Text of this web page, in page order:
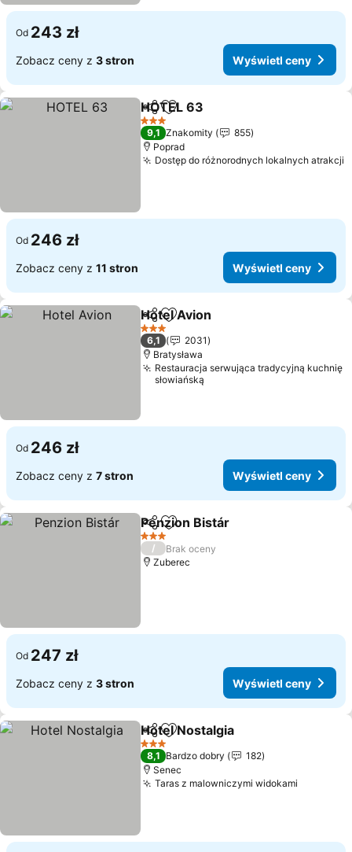
Od 243 zł
Zobacz ceny z 3 stron Wyświetl ceny
Udostępnij
Dodaj do ulubionych
HOTEL 63
3 Kategoria
9,1 Znakomity
855
Poprad
Dostęp do różnorodnych lokalnych atrakcji
Od 246 zł
Zobacz ceny z 11 stron Wyświetl ceny
Udostępnij
Dodaj do ulubionych
Hotel Avion
3 Kategoria
6,1
2031
Bratysława
Restauracja serwująca tradycyjną kuchnię
słowiańską
Od 246 zł
Zobacz ceny z 7 stron Wyświetl ceny
Udostępnij
Dodaj do ulubionych
Penzion Bistár
3 Kategoria
/
Brak oceny
Zuberec
Od 247 zł
Zobacz ceny z 3 stron Wyświetl ceny
Udostępnij
Dodaj do ulubionych
Hotel Nostalgia
3 Kategoria
8,1 Bardzo dobry
182
Senec
Taras z malowniczymi widokami